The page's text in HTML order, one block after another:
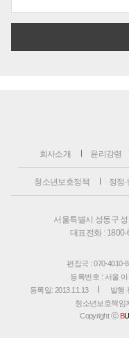
회사소개 윤리강령
청소년보호정책 정정
서울특별시 성동구
대표전화 : 1800-
편집국 : 070-4010-
등록번호 : 서울 아
등록일: 2013.11.13
발행
청소년보호책임
Copyright ⓒ B